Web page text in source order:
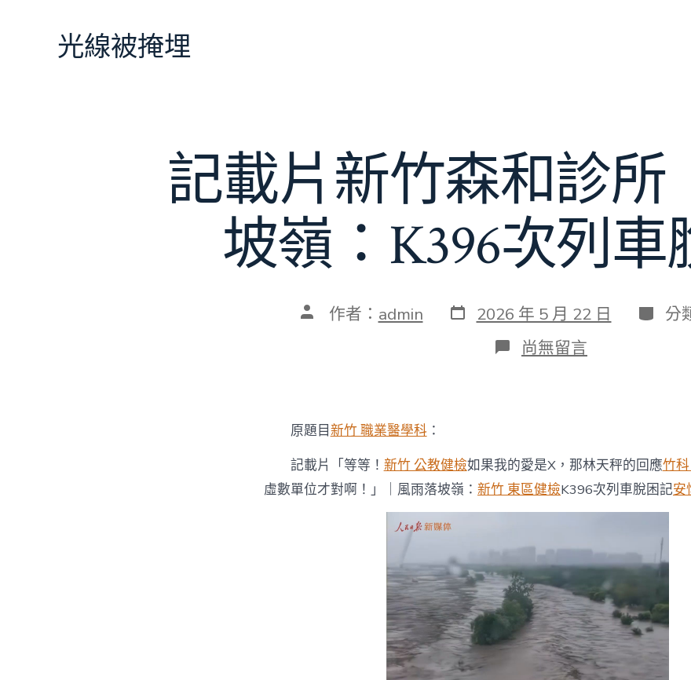
光線被掩埋
記載片新竹森和診所
坡嶺：K396次列車
文 作者： admin 發
表
2026 年 5 月 22 日 分
類
分
在
〈記
和
診
所
風
落
坡
嶺：
K396
次
列
車
脫
尚無留言
原題目新竹 職業醫學科 ：
記載片「等等！ 新竹 公教健檢如果我的愛是X，那林天秤的回應竹
虛數單位才對啊！」｜風雨落坡嶺： 新竹 東區健檢K396次列車脫困記安